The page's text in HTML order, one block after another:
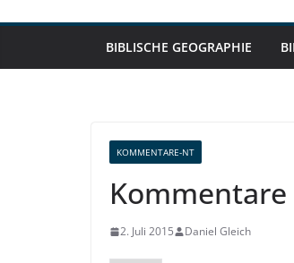
BIBLISCHE GEOGRAPHIE
KOMMENTARE-NT
2. Juli 2015 Daniel Gleich